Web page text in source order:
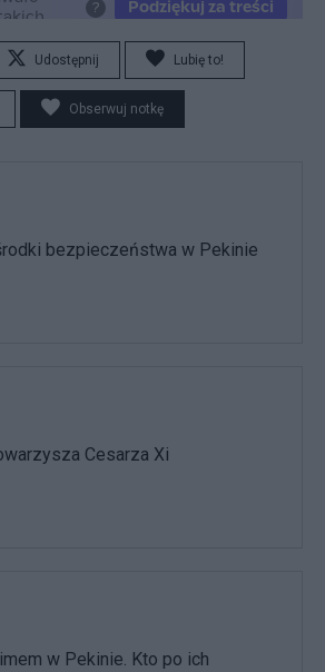
Udostępnij Lubię to!
Obserwuj notkę
bezpieczeństwa w Pekinie
Cesarza Xi
w Pekinie. Kto po ich